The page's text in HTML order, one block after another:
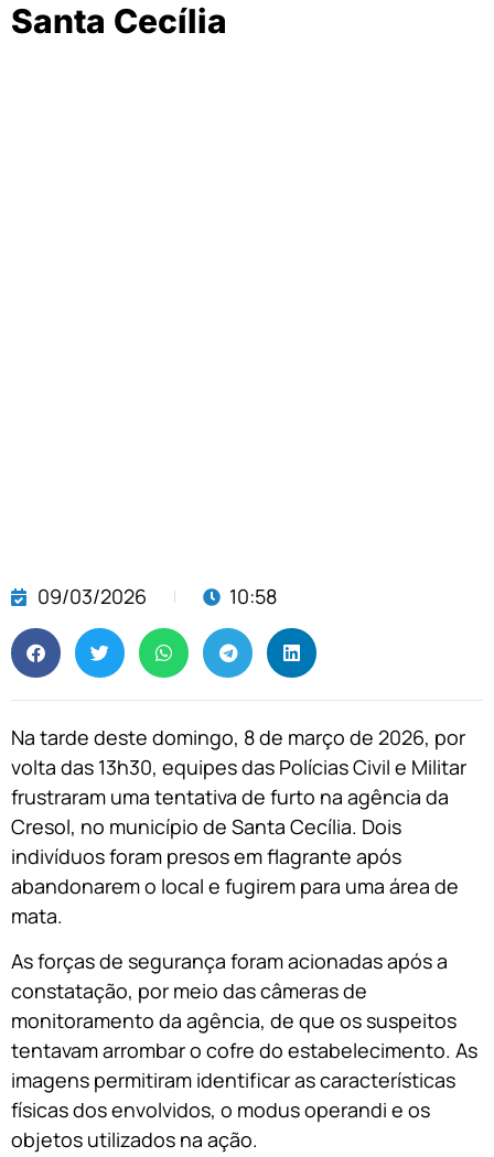
Santa Cecília
09/03/2026 10:58
Na tarde deste domingo, 8 de março de 2026, por
volta das 13h30, equipes das Polícias Civil e Militar
frustraram uma tentativa de furto na agência da
Cresol, no município de Santa Cecília. Dois
indivíduos foram presos em flagrante após
abandonarem o local e fugirem para uma área de
mata.
As forças de segurança foram acionadas após a
constatação, por meio das câmeras de
monitoramento da agência, de que os suspeitos
tentavam arrombar o cofre do estabelecimento. As
imagens permitiram identificar as características
físicas dos envolvidos, o modus operandi e os
objetos utilizados na ação.